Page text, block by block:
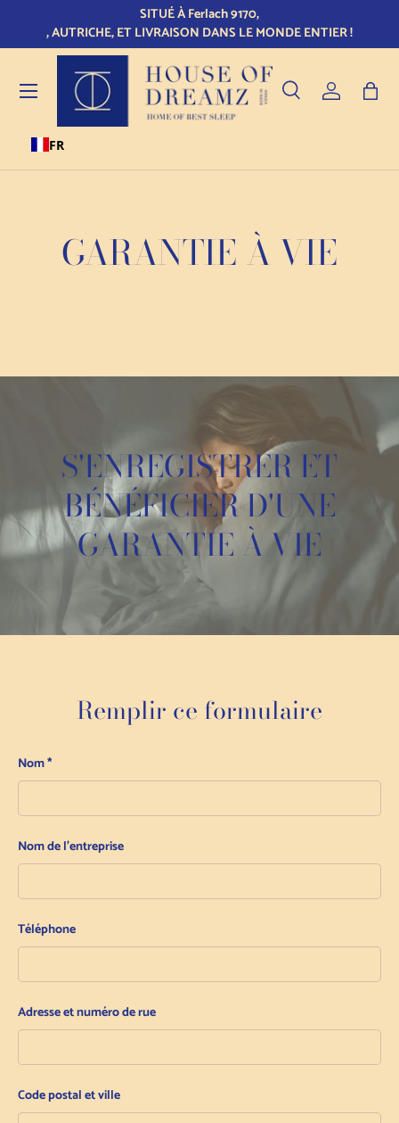
Skip to content
SITUÉ À Ferlach 9170,
, AUTRICHE, ET LIVRAISON DANS LE MONDE ENTIER !
FR
Recherche
Type de produit
Recherche
Se Sac
Menu
GARANTIE À VIE
S'ENREGISTRER ET
BÉNÉFICIER D'UNE
GARANTIE À VIE
Remplir ce formulaire
Nom
Nom de l'entreprise
Téléphone
Adresse et numéro de rue
Code postal et ville